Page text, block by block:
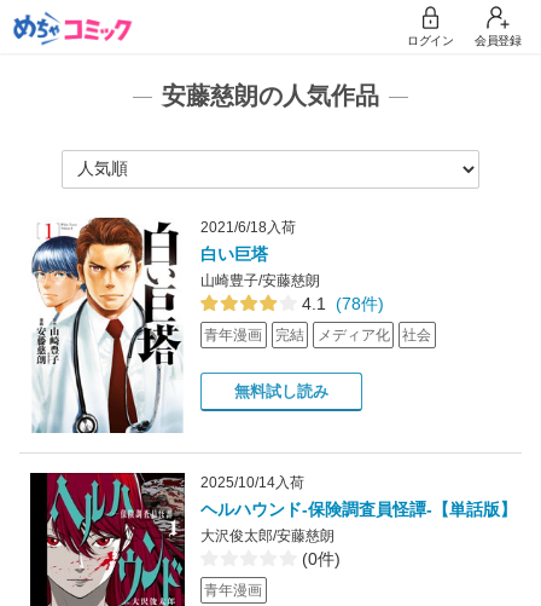
ログイン 会員登録
安藤慈朗の人気作品
2021/6/18入荷
白い巨塔
山崎豊子/安藤慈朗
4.1 (78件)
青年漫画 完結 メディア化 社会
無料試し読み
2025/10/14入荷
ヘルハウンド-保険調査員怪譚-【単話版】
大沢俊太郎/安藤慈朗
(0件)
青年漫画